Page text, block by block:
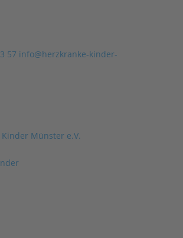
57 info@herzkranke-kinder-